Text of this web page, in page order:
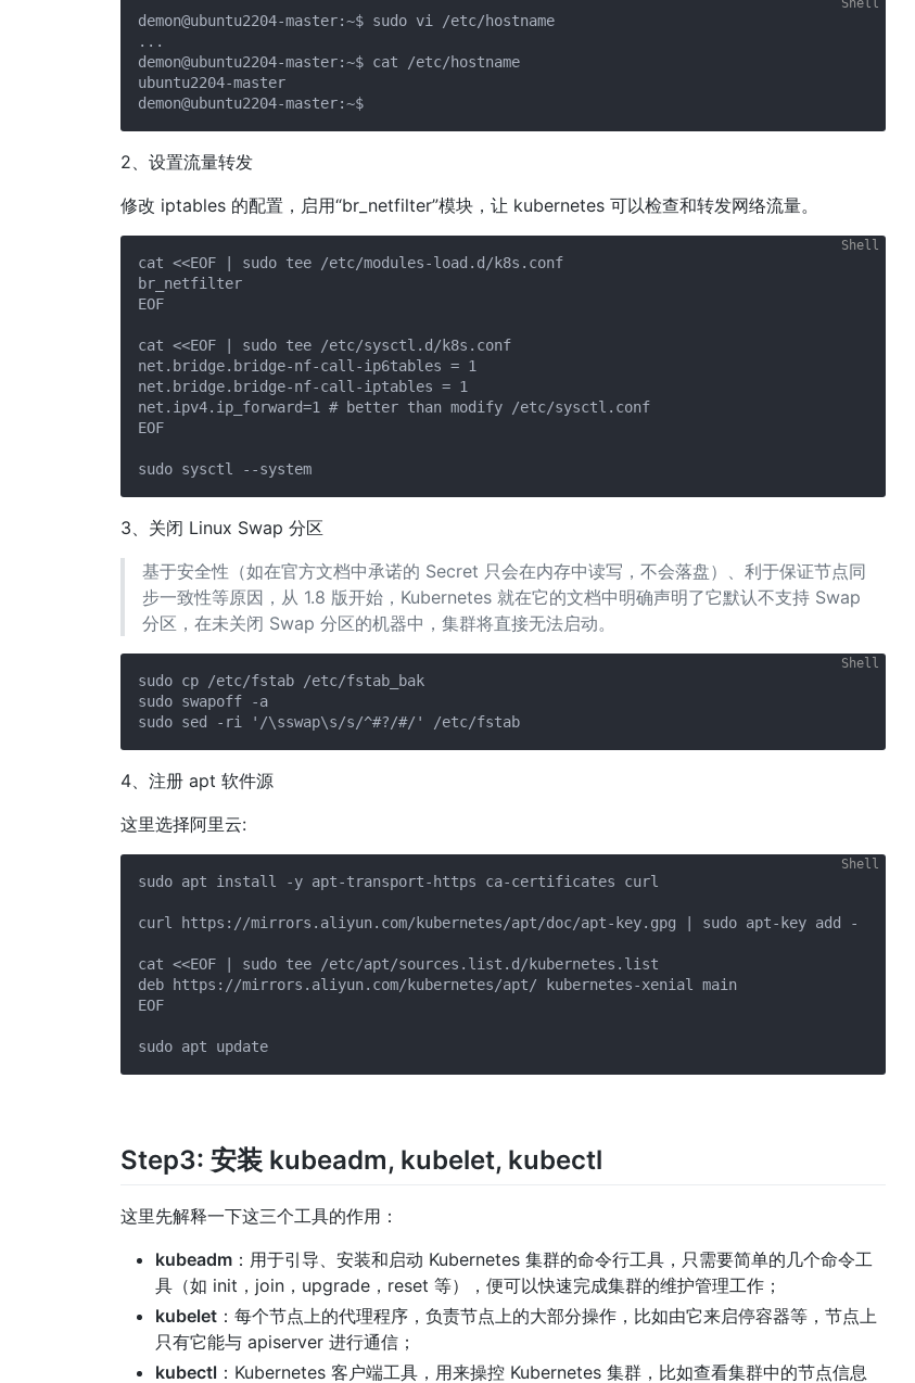
demon@ubuntu2204-master:~$ sudo vi /etc/hostname
...
demon@ubuntu2204-master:~$ cat /etc/hostname
ubuntu2204-master
2、设置流量转发
修改 iptables 的配置，启用“br_netfilter”模块，让 kubernetes 可以检查和转发网络流量。
cat <<EOF | sudo tee /etc/modules-load.d/k8s.conf
br_netfilter
EOF
cat <<EOF | sudo tee /etc/sysctl.d/k8s.conf
net.bridge.bridge-nf-call-ip6tables = 1
net.bridge.bridge-nf-call-iptables = 1
net.ipv4.ip_forward=1 # better than modify /etc/sysctl.conf
EOF
3、关闭 Linux Swap 分区
基于安全性（如在官方文档中承诺的 Secret 只会在内存中读写，不会落盘）、利于保证节点同
步一致性等原因，从 1.8 版开始，Kubernetes 就在它的文档中明确声明了它默认不支持 Swap
分区，在未关闭 Swap 分区的机器中，集群将直接无法启动。
sudo cp /etc/fstab /etc/fstab_bak
sudo swapoff -a
4、注册 apt 软件源
这里选择阿里云:
sudo apt install -y apt-transport-https ca-certificates curl
curl https://mirrors.aliyun.com/kubernetes/apt/doc/apt-key.gpg | sudo apt-key add -
cat <<EOF | sudo tee /etc/apt/sources.list.d/kubernetes.list
deb https://mirrors.aliyun.com/kubernetes/apt/ kubernetes-xenial main
EOF
Step3: 安装 kubeadm, kubelet, kubectl
这里先解释一下这三个工具的作用：
kubeadm ：用于引导、安装和启动 Kubernetes 集群的命令行工具，只需要简单的几个命令工
具（如 init，join，upgrade，reset 等），便可以快速完成集群的维护管理工作；
kubelet ：每个节点上的代理程序，负责节点上的大部分操作，比如由它来启停容器等，节点上
只有它能与 apiserver 进行通信；
kubectl ：Kubernetes 客户端工具，用来操控 Kubernetes 集群，比如查看集群中的节点信息